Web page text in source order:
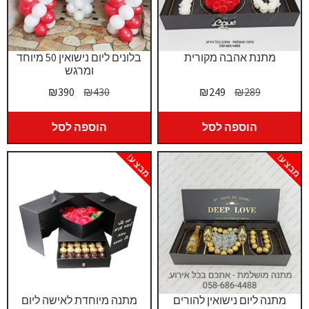
בלונים ליום נישואין 50 מיוחד
ומרגש
₪430
המחיר
היה:
₪430.
₪390
המחיר
₪390.
הוספה לסל
מתנת אהבה מקורית
₪289
המחיר
היה:
₪289.
₪249
₪249.
הוספה לסל
מתנה מיוחדת לאישה ליום
מבצע!
מתנה ליום נישואין להורים
מבצע!